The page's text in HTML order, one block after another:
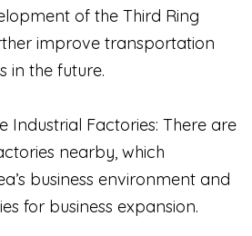
of the Third Ring
improve transportation
in the future.
Industrial Factories: There are
nearby, which
business environment and
for business expansion.